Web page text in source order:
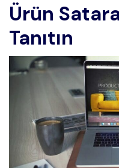
Ürün
Tanıtın